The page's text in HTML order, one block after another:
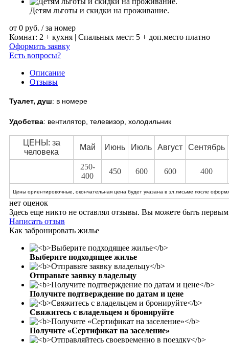
Детям льготы и скидки на проживание.
от 0 руб. / за номер
Комнат: 2 + кухня | Спальных мест: 5 + доп.место платно
Оформить заявку
Есть вопросы?
Описание
Отзывы
Туалет, душ: в номере
Удобства: вентилятор, телевизор, холодильник
ЦЕНЫ: за
человека
Май Июнь Июль Август Сентябрь
250-
400
450 600 600 400
Цены ориентировочные, окончательная цена будет указана в эл.письме после
нет оценок
Здесь еще никто не оставлял отзывы. Вы можете быть первым
Написать отзыв
Как забронировать жилье
Выберите подходящее жилье
Отправьте заявку владельцу
Получите подтверждение по датам и цене
Свяжитесь с владельцем и бронируйте
Получите «Сертификат на заселение»